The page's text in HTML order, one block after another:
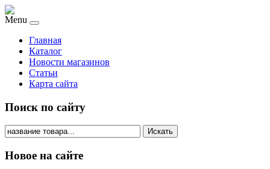
Menu
Главная
Каталог
Новости магазинов
Статьи
Карта сайта
Поиск по сайту
Искать
Новое на сайте